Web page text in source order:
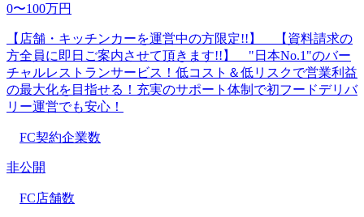
0〜100万円
【店舗・キッチンカーを運営中の方限定!!】 【資料請求の
方全員に即日ご案内させて頂きます!!】 "日本No.1"のバー
チャルレストランサービス！低コスト＆低リスクで営業利益
の最大化を目指せる！充実のサポート体制で初フードデリバ
リー運営でも安心！
FC契約企業数
非公開
FC店舗数